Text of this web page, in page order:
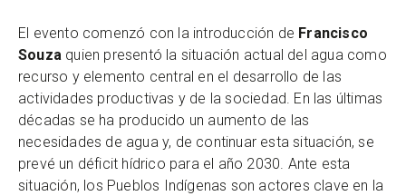
El evento comenzó con la introducción de Francisco
Souza quien presentó la situación actual del agua como
recurso y elemento central en el desarrollo de las
actividades productivas y de la sociedad. En las últimas
décadas se ha producido un aumento de las
necesidades de agua y, de continuar esta situación, se
prevé un déficit hídrico para el año 2030. Ante esta
situación, los Pueblos Indígenas son actores clave en la